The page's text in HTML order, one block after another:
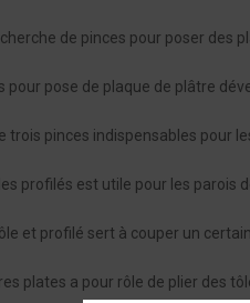
de pinces pour poser des
pour pose de plaque de plâtre
trois pinces indispensables pour
profilés est utile pour les parois
et profilé sert à couper un
plates a pour rôle de plier des